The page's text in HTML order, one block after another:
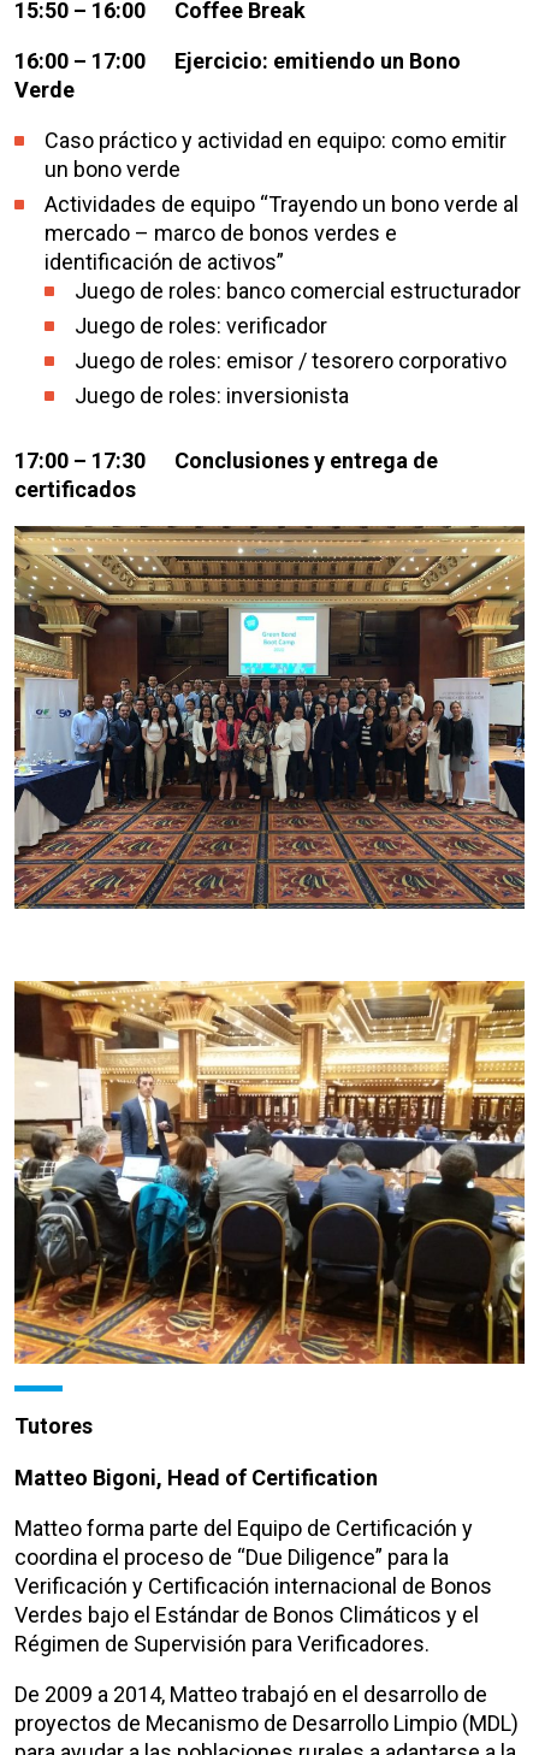
15:50 – 16:00 Coffee Break
16:00 – 17:00 Ejercicio: emitiendo un Bono
Verde
Caso práctico y actividad en equipo: como emitir
un bono verde
Actividades de equipo “Trayendo un bono verde al
mercado – marco de bonos verdes e
identificación de activos”
Juego de roles: banco comercial estructurador
Juego de roles: verificador
Juego de roles: emisor / tesorero corporativo
Juego de roles: inversionista
17:00 – 17:30 Conclusiones y entrega de
certificados
Tutores
Matteo Bigoni, Head of Certification
Matteo forma parte del Equipo de Certificación y
coordina el proceso de “Due Diligence” para la
Verificación y Certificación internacional de Bonos
Verdes bajo el Estándar de Bonos Climáticos y el
Régimen de Supervisión para Verificadores.
De 2009 a 2014, Matteo trabajó en el desarrollo de
proyectos de Mecanismo de Desarrollo Limpio (MDL)